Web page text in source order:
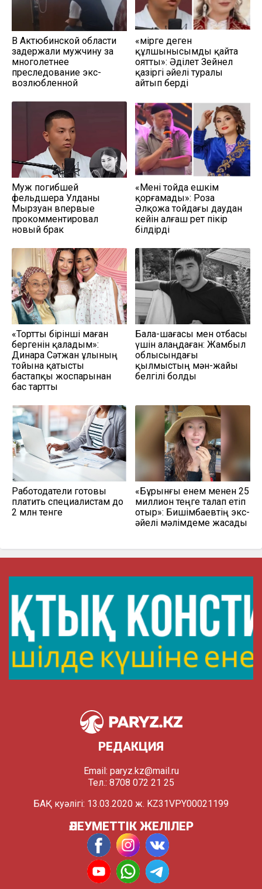
В Актюбинской области
задержали мужчину за
многолетнее
преследование экс-
возлюбленной
«Өмірге деген
құлшынысымды қайта
оятты»: Әділет Зейнел
қазіргі әйелі туралы
айтып берді
Муж погибшей
фельдшера Улданы
Мырзуан впервые
прокомментировал
новый брак
«Мені тойда ешкім
қорғамады»: Роза
Әлқожа тойдағы даудан
кейін алғаш рет пікір
білдірді
«Тортты бірінші маған
бергенін қаладым»:
Динара Сәтжан ұлының
тойына қатысты
бастапқы жоспарынан
бас тартты
Бала-шағасы мен отбасы
үшін алаңдаған: Жамбыл
облысындағы
қылмыстың мән-жайы
белгілі болды
Работодатели готовы
платить специалистам до
2 млн тенге
«Бұрынғы енем менен 25
миллион теңге талап етіп
отыр»: Бишімбаевтің экс-
әйелі мәлімдеме жасады
РЕДАКЦИЯ
Email: paryz.kz@mail.ru
Тел.: 8708 072 21 25
БАҚ куәлігі: 13.03.2020 ж. KZ31VPY00021199
ӘЛЕУМЕТТІК ЖЕЛІЛЕР